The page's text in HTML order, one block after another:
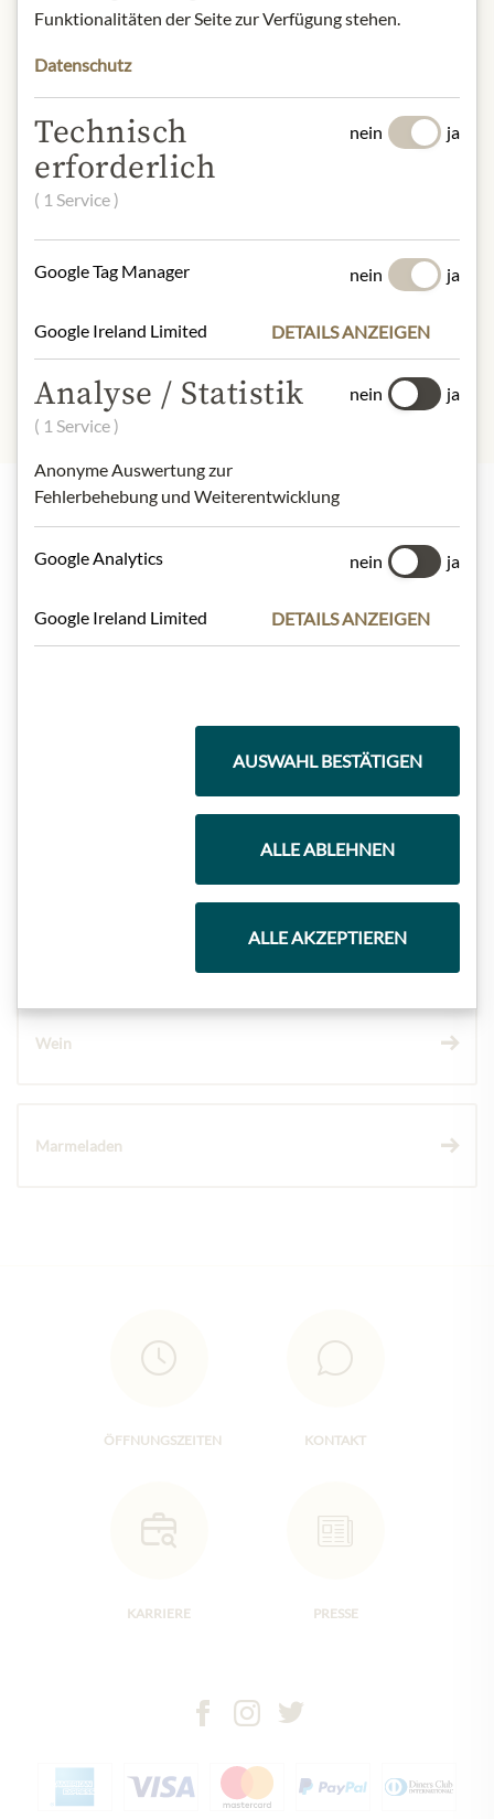
50% Marillen, Zwiebeln, Zucker,
Weißweinessig, Rosinen, Ingwer, Salz,
Gewürze
100g enthalten im Durchschnitt:
Brennwert (Energie):
Fett:
- davon gesättigte Fettsäuren:0 g
Kohlenhydrate:
Salz:0,5 g
Meinls Kollektion
Wein
Marmeladen
ÖFFNUNGSZEITEN KONTAKT
KARRIERE PRESSE
Funktionalitäten der Seite zur Verfügung stehen.
Datenschutz
Technisch
erforderlich
( 1 Service )
nein ja
Google Tag Manager nein ja
Google Ireland Limited DETAILS ANZEIGEN
Analyse / Statistik
( 1 Service )
Anonyme Auswertung zur
Fehlerbehebung und Weiterentwicklung
nein ja
Google Analytics nein ja
Google Ireland Limited DETAILS ANZEIGEN
AUSWAHL BESTÄTIGEN
ALLE ABLEHNEN
ALLE AKZEPTIEREN